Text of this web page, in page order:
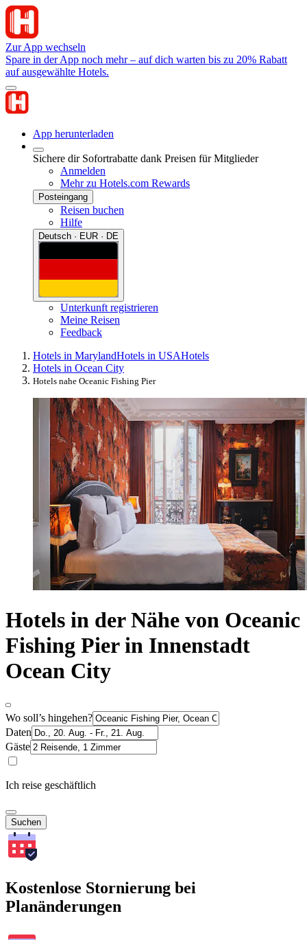
Zur App wechseln
Spare in der App noch mehr – auf dich warten bis zu 20% Rabatt
auf ausgewählte Hotels.
App herunterladen
Sichere dir Sofortrabatte dank Preisen für Mitglieder
Anmelden
Mehr zu Hotels.com Rewards
Posteingang
Reisen buchen
Hilfe
Deutsch · EUR · DE
Unterkunft registrieren
Meine Reisen
Feedback
Hotels in MarylandHotels in USAHotels
Hotels in Ocean City
Hotels nahe Oceanic Fishing Pier
Hotels in der Nähe von Oceanic
Fishing Pier in Innenstadt
Ocean City
Wo soll’s hingehen?
Daten
Gäste
Ich reise geschäftlich
Suchen
Kostenlose Stornierung bei
Planänderungen